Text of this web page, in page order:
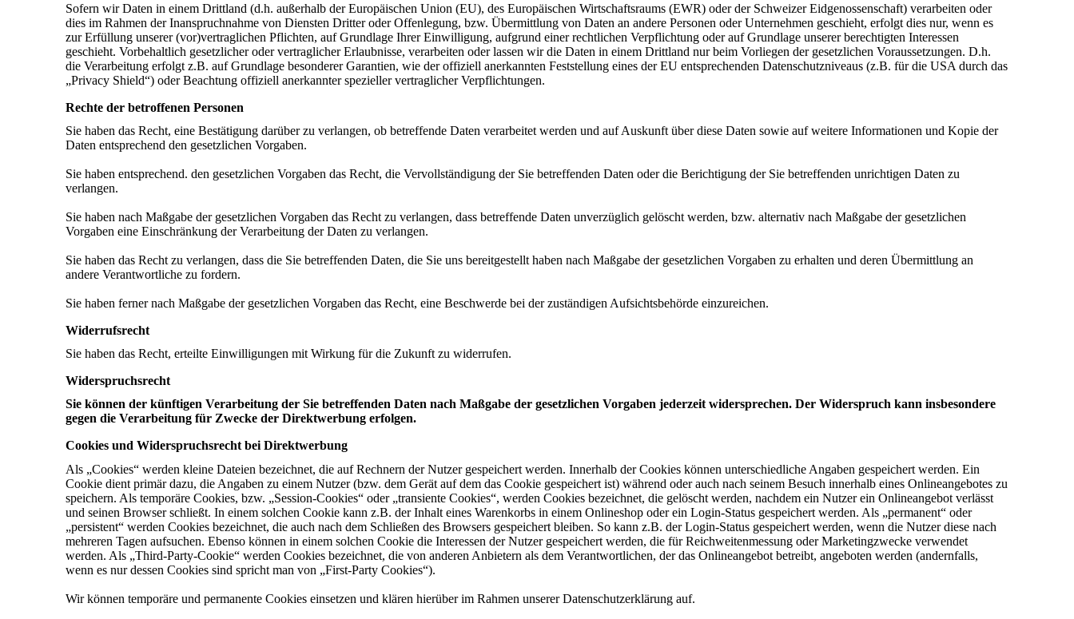
Sofern wir Daten in einem Drittland (d.h. außerhalb der Europäischen Union (EU), des Europäischen Wirtschaftsraums (EWR) oder der Schweizer Eidgenossenschaft) verarbeiten oder
dies im Rahmen der Inanspruchnahme von Diensten Dritter oder Offenlegung, bzw. Übermittlung von Daten an andere Personen oder Unternehmen geschieht, erfolgt dies nur, wenn es
zur Erfüllung unserer (vor)vertraglichen Pflichten, auf Grundlage Ihrer Einwilligung, aufgrund einer rechtlichen Verpflichtung oder auf Grundlage unserer berechtigten Interessen
geschieht. Vorbehaltlich gesetzlicher oder vertraglicher Erlaubnisse, verarbeiten oder lassen wir die Daten in einem Drittland nur beim Vorliegen der gesetzlichen Voraussetzungen. D.h.
die Verarbeitung erfolgt z.B. auf Grundlage besonderer Garantien, wie der offiziell anerkannten Feststellung eines der EU entsprechenden Datenschutzniveaus (z.B. für die USA durch das
„Privacy Shield“) oder Beachtung offiziell anerkannter spezieller vertraglicher Verpflichtungen.
Rechte der betroffenen Personen
Sie haben das Recht, eine Bestätigung darüber zu verlangen, ob betreffende Daten verarbeitet werden und auf Auskunft über diese Daten sowie auf weitere Informationen und Kopie der
Daten entsprechend den gesetzlichen Vorgaben.
Sie haben entsprechend. den gesetzlichen Vorgaben das Recht, die Vervollständigung der Sie betreffenden Daten oder die Berichtigung der Sie betreffenden unrichtigen Daten zu
verlangen.
Sie haben nach Maßgabe der gesetzlichen Vorgaben das Recht zu verlangen, dass betreffende Daten unverzüglich gelöscht werden, bzw. alternativ nach Maßgabe der gesetzlichen
Vorgaben eine Einschränkung der Verarbeitung der Daten zu verlangen.
Sie haben das Recht zu verlangen, dass die Sie betreffenden Daten, die Sie uns bereitgestellt haben nach Maßgabe der gesetzlichen Vorgaben zu erhalten und deren Übermittlung an
andere Verantwortliche zu fordern.
Sie haben ferner nach Maßgabe der gesetzlichen Vorgaben das Recht, eine Beschwerde bei der zuständigen Aufsichtsbehörde einzureichen.
Widerrufsrecht
Sie haben das Recht, erteilte Einwilligungen mit Wirkung für die Zukunft zu widerrufen.
Widerspruchsrecht
Sie können der künftigen Verarbeitung der Sie betreffenden Daten nach Maßgabe der gesetzlichen Vorgaben jederzeit widersprechen. Der Widerspruch kann insbesondere
gegen die Verarbeitung für Zwecke der Direktwerbung erfolgen.
Cookies und Widerspruchsrecht bei Direktwerbung
Als „Cookies“ werden kleine Dateien bezeichnet, die auf Rechnern der Nutzer gespeichert werden. Innerhalb der Cookies können unterschiedliche Angaben gespeichert werden. Ein
Cookie dient primär dazu, die Angaben zu einem Nutzer (bzw. dem Gerät auf dem das Cookie gespeichert ist) während oder auch nach seinem Besuch innerhalb eines Onlineangebotes zu
speichern. Als temporäre Cookies, bzw. „Session-Cookies“ oder „transiente Cookies“, werden Cookies bezeichnet, die gelöscht werden, nachdem ein Nutzer ein Onlineangebot verlässt
und seinen Browser schließt. In einem solchen Cookie kann z.B. der Inhalt eines Warenkorbs in einem Onlineshop oder ein Login-Status gespeichert werden. Als „permanent“ oder
„persistent“ werden Cookies bezeichnet, die auch nach dem Schließen des Browsers gespeichert bleiben. So kann z.B. der Login-Status gespeichert werden, wenn die Nutzer diese nach
mehreren Tagen aufsuchen. Ebenso können in einem solchen Cookie die Interessen der Nutzer gespeichert werden, die für Reichweitenmessung oder Marketingzwecke verwendet
werden. Als „Third-Party-Cookie“ werden Cookies bezeichnet, die von anderen Anbietern als dem Verantwortlichen, der das Onlineangebot betreibt, angeboten werden (andernfalls,
wenn es nur dessen Cookies sind spricht man von „First-Party Cookies“).
Wir können temporäre und permanente Cookies einsetzen und klären hierüber im Rahmen unserer Datenschutzerklärung auf.